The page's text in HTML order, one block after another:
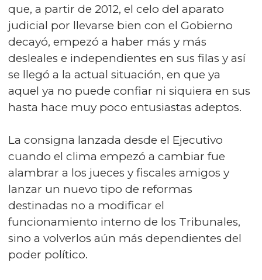
que, a partir de 2012, el celo del aparato
judicial por llevarse bien con el Gobierno
decayó, empezó a haber más y más
desleales e independientes en sus filas y así
se llegó a la actual situación, en que ya
aquel ya no puede confiar ni siquiera en sus
hasta hace muy poco entusiastas adeptos.
La consigna lanzada desde el Ejecutivo
cuando el clima empezó a cambiar fue
alambrar a los jueces y fiscales amigos y
lanzar un nuevo tipo de reformas
destinadas no a modificar el
funcionamiento interno de los Tribunales,
sino a volverlos aún más dependientes del
poder político.